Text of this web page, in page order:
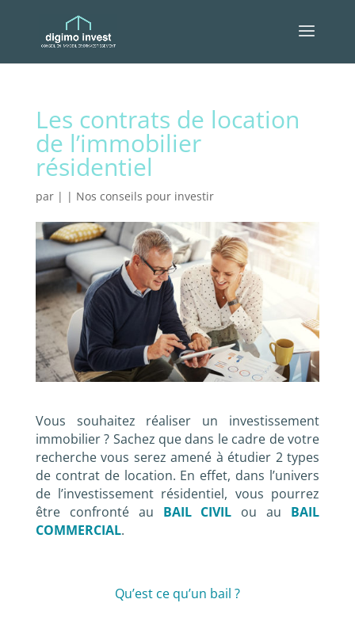
Les contrats de location
de l’immobilier
résidentiel
par | | Nos conseils pour investir
Vous souhaitez réaliser un investissement
immobilier ? Sachez que dans le cadre de votre
recherche vous serez amené à étudier 2 types
de contrat de location. En effet, dans l’univers
de l’investissement résidentiel, vous pourrez
être confronté au BAIL CIVIL ou au BAIL
COMMERCIAL.
Qu’est ce qu’un bail ?